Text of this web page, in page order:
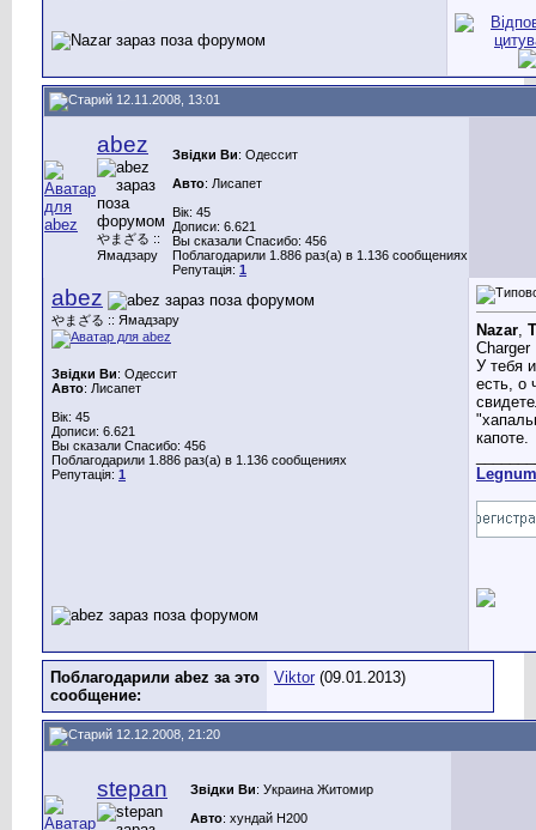
12.11.2008, 13:01
abez
やまざる ::
Ямадзару
Звідки Ви: Одессит
Авто: Лисапет
Вік: 45
Дописи: 6.621
Вы сказали Спасибо: 456
Поблагодарили 1.886 раз(а) в 1.136 сообщениях
Репутація: 1
abez
やまざる :: Ямадзару
Звідки Ви: Одессит
Авто: Лисапет
Вік: 45
Дописи: 6.621
Вы сказали Спасибо: 456
Поблагодарили 1.886 раз(а) в 1.136 сообщениях
Репутація: 1
Nazar
Charger
У тебя
есть, о
капоте.
Legnum
Поблагодарили abez за это
сообщение:
Viktor (09.01.2013)
12.12.2008, 21:20
stepan Звідки Ви: Украина Житомир
Авто: хyндай H200